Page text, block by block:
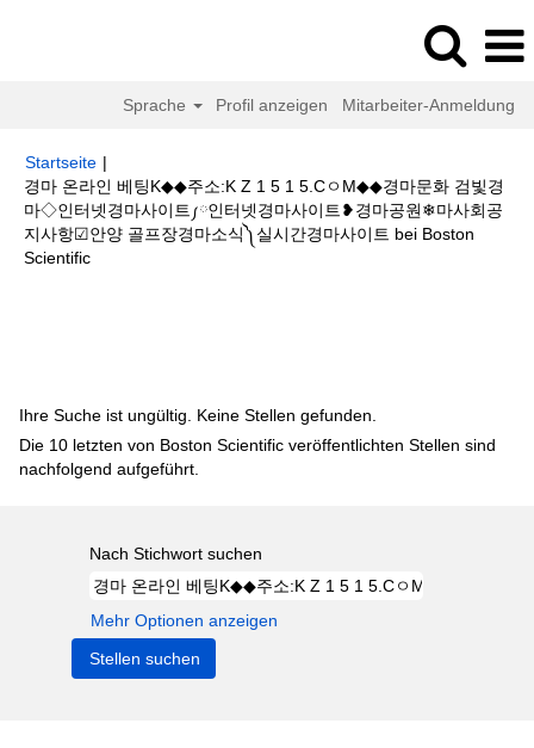
Sprache Profil anzeigen Mitarbeiter-Anmeldung
Startseite |
경마 온라인 베팅K◆◆주소:K Z 1 5 1 5.CㅇM◆◆경마문화 검빛경
마◇인터넷경마사이트༿인터넷경마사이트❥경마공원❄마사회공
지사항☑안양 골프장경마소식༽실시간경마사이트 bei Boston
Scientific(aktuelle
Ihre Suche ist ungültig. Keine Stellen gefunden.
Die 10 letzten von Boston Scientific veröffentlichten Stellen sind
nachfolgend aufgeführt.
Nach Stichwort suchen
Mehr Optionen anzeigen